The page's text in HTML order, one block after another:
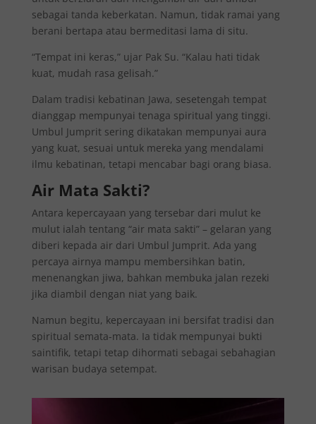
sebagai tanda keberkatan. Namun, tidak ramai yang
berani bertapa atau bermeditasi lama di situ.
“Tempat ini keras,” ujar Pak Su. “Kalau hati tidak
kuat, mudah rasa gelisah.”
Dalam tradisi kebatinan Jawa, sesetengah tempat
dianggap mempunyai tenaga spiritual yang tinggi.
Umbul Jumprit sering dikatakan mempunyai aura
yang kuat, sesuai untuk mereka yang mendalami
ilmu kebatinan, tetapi mencabar bagi orang biasa.
Air Mata Sakti?
Antara kepercayaan yang tersebar dari mulut ke
mulut ialah tentang “air mata sakti” – gelaran yang
diberi kepada air dari Umbul Jumprit. Ada yang
percaya airnya mampu membersihkan batin,
menenangkan jiwa, bahkan membuka jalan rezeki
jika diambil dengan niat yang baik.
Namun begitu, kepercayaan ini bersifat tradisi dan
spiritual semata-mata. Ia tidak mempunyai bukti
saintifik, tetapi tetap dihormati sebagai sebahagian
warisan budaya setempat.